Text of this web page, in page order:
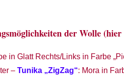
der Wolle
in Glatt Rechts/Links in Farbe
–Tunika „ZigZag“: Mora in